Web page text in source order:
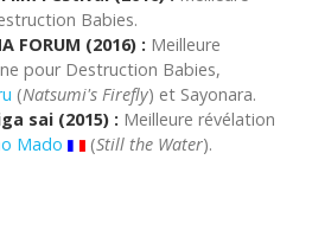
Babies.
FORUM (2016) : Meilleure
pour Destruction Babies,
(Natsumi's Firefly) et Sayonara.
sai (2015) : Meilleure révélation
Mado (Still the Water).